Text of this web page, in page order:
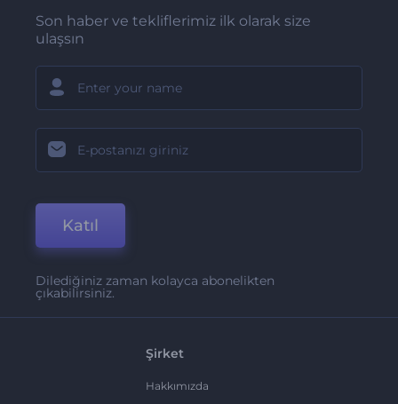
Son haber ve tekliflerimiz ilk olarak size
ulaşsın
Katıl
Dilediğiniz zaman kolayca abonelikten
çıkabilirsiniz.
Şirket
Hakkımızda